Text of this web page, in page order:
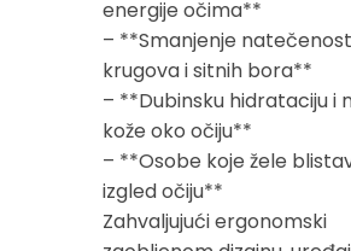
energije očima**
– **Smanjenje
krugova i sitnih bora**
– **Dubinsku hidrataciju i
kože oko očiju**
– **Osobe koje žele
izgled očiju**
Zahvaljujući ergonomski